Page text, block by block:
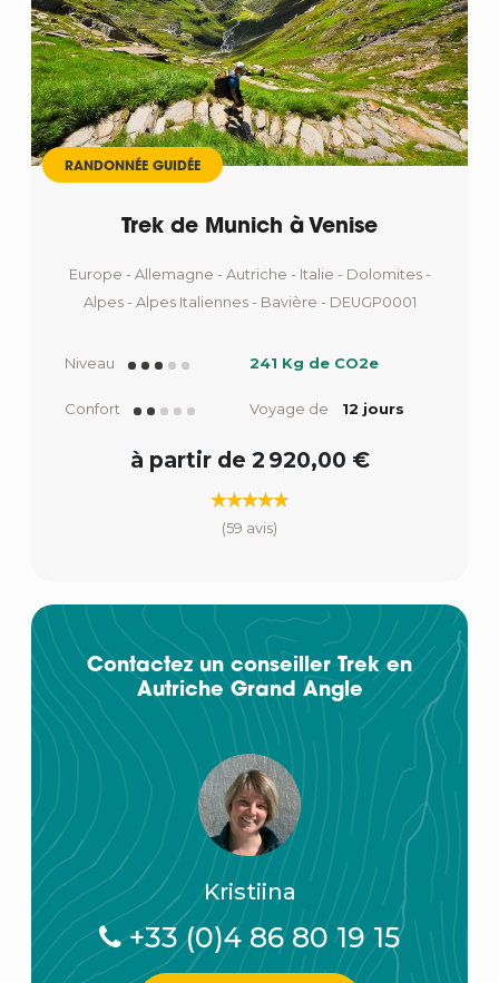
RANDONNÉE GUIDÉE
Trek de Munich à Venise
Europe - Allemagne - Autriche - Italie - Dolomites -
Alpes - Alpes Italiennes - Bavière - DEUGP0001
Niveau 241 Kg de CO2e
Confort Voyage de 12 jours
à partir de 2 920,00 €
(59 avis)
Contactez un conseiller Trek en
Autriche Grand Angle
Kristiina
+33 (0)4 86 80 19 15